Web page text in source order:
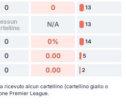
0 0 13
N/A 13
0 0% 14
0 0.00 5
0 0.00 2
ricevuto alcun cartellino (cartellino giallo o
Premier League.